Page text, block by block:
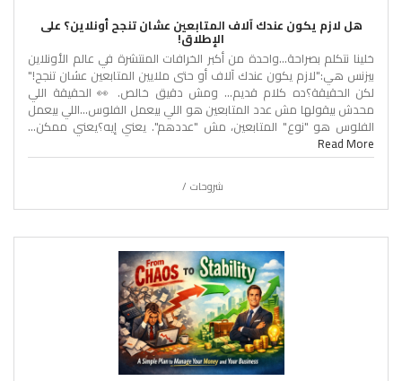
هل لازم يكون عندك آلاف المتابعين عشان تنجح أونلاين؟ على
الإطلاق!
خلينا نتكلم بصراحة…واحدة من أكبر الخرافات المنتشرة في عالم الأونلاين
بيزنس هي:"لازم يكون عندك آلاف أو حتى ملايين المتابعين عشان تنجح!"
لكن الحقيقة؟ده كلام قديم… ومش دقيق خالص. 👀 الحقيقة اللي
محدش بيقولها مش عدد المتابعين هو اللي بيعمل الفلوس…اللي بيعمل
الفلوس هو "نوع" المتابعين، مش "عددهم". يعني إيه؟يعني ممكن...
Read More
شروحات